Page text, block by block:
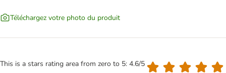
Téléchargez votre photo du produit
This is a stars rating area from zero to 5: 4.6/5